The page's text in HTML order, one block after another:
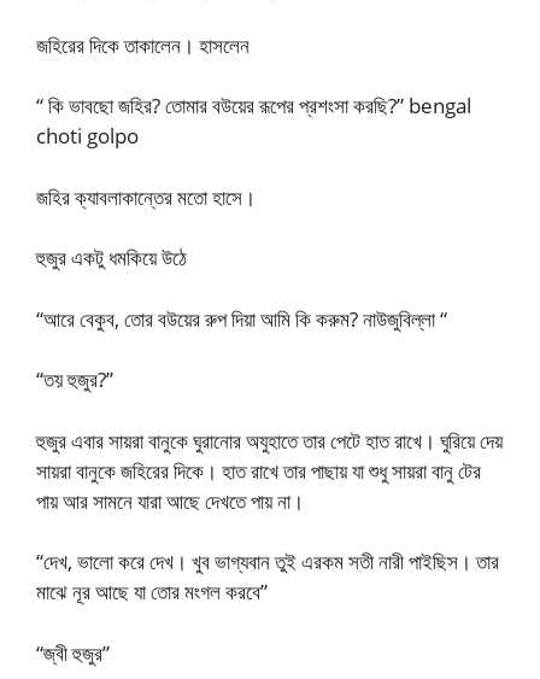
জহিরের দিকে তাকালেন। হাসলেন
“ কি ভাবছো জহির? তোমার বউয়ের রূপের প্রশংসা করছি?” bengal
choti golpo
জহির ক্যাবলাকান্তের মতো হাসে।
হুজুর একটু ধমকিয়ে উঠে
“আরে বেকুব, তোর বউয়ের রুপ দিয়া আমি কি করুম? নাউজুবিল্লা “
“তয় হুজুর?”
হুজুর এবার সায়রা বানুকে ঘুরানোর অযুহাতে তার পেটে হাত রাখে। ঘুরিয়ে দেয়
সায়রা বানুকে জহিরের দিকে। হাত রাখে তার পাছায় যা শুধু সায়রা বানু টের
পায় আর সামনে যারা আছে দেখতে পায় না।
“দেখ, ভালো করে দেখ। খুব ভাগ্যবান তুই এরকম সতী নারী পাইছিস। তার
মাঝে নূর আছে যা তোর মংগল করবে”
“জ্বী হুজুর”